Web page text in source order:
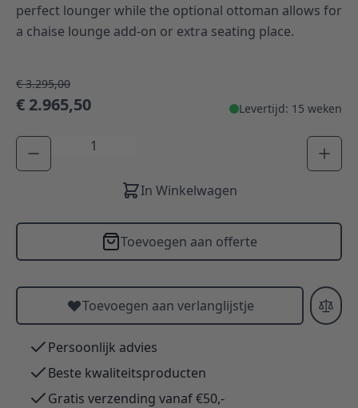
perfect lounger while the optional ottoman allows for
a chaise lounge add-on or extra seating place.
€ 3.295,00
€ 2.965,50 Levertijd: 15 weken
Aantal
In Winkelwagen
Toevoegen aan offerte
Toevoegen aan verlanglijstje
Persoonlijk advies
Beste kwaliteitsproducten
Gratis verzending vanaf €50,-